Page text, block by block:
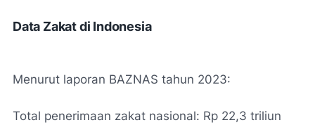
Data Zakat di Indonesia
Menurut laporan BAZNAS tahun 2023:
Total penerimaan zakat nasional: Rp 22,3 triliun